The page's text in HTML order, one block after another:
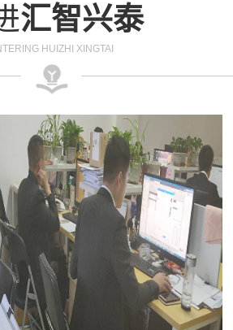
汇智兴泰
HUIZHI XINGTAI